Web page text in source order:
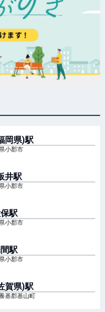
岡県)駅
小郡市
井駅
小郡市
駅
小郡市
駅
小郡市
賀県)駅
基郡基山町